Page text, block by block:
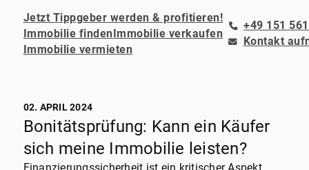
Jetzt Tippgeber werden & profitieren!
Immobilie findenImmobilie verkaufen
Immobilie vermieten
+49 151
Kontakt
02. APRIL 2024
Bonitätsprüfung: Kann ein Käufer
sich meine Immobilie leisten?